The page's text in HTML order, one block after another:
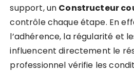
support, un Constructeur
contrôle chaque étape. En
l’adhérence, la régularité et
influencent directement le
professionnel vérifie les